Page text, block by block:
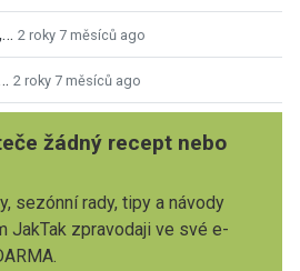
2 roky 7 měsíců ago
2 roky 7 měsíců ago
žádný recept nebo
sezónní rady, tipy a návody
JakTak zpravodaji ve své e-